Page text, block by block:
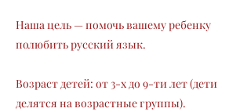
Наша цель — помочь вашему ребенку
полюбить русский язык.
Возраст детей: от 3-х до 9-ти лет (дети
делятся на возрастные группы).